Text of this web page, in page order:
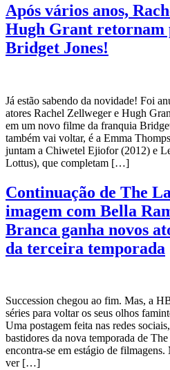
Após vários anos,
Hugh Grant retornam
Bridget Jones!
Já estão sabendo da novidade! Foi
atores Rachel Zellweger e Hugh
em um novo filme da franquia
também vai voltar, é a Emma
juntam a Chiwetel Ejiofor (2012) e
Lottus), que completam […]
Continuação de The
imagem com Bella
Branca ganha novos
da terceira temporada
Succession chegou ao fim. Mas, a
séries para voltar os seus olhos
Uma postagem feita nas redes
bastidores da nova temporada de
encontra-se em estágio de
ver […]